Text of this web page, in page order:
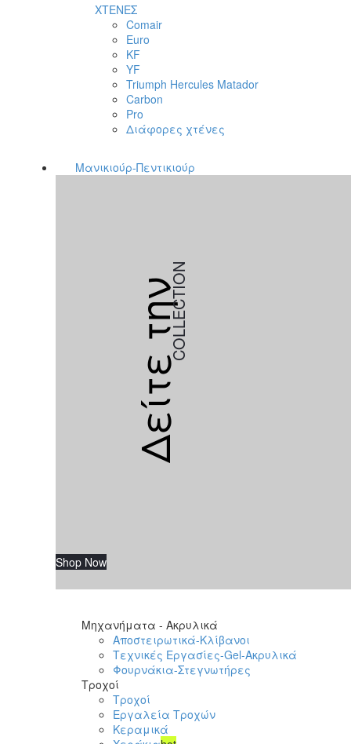
ΧΤΕΝΕΣ
Comair
Euro
KF
YF
Triumph Hercules Matador
Carbon
Pro
Διάφορες χτένες
Μανικιούρ-Πεντικιούρ
Δείτε την
COLLECTION
Shop Now
Μηχανήματα - Ακρυλικά
Αποστειρωτικά-Κλίβανοι
Τεχνικές Εργασίες-Gel-Ακρυλικά
Φουρνάκια-Στεγνωτήρες
Τροχοί
Τροχοί
Εργαλεία Τροχών
Κεραμικά